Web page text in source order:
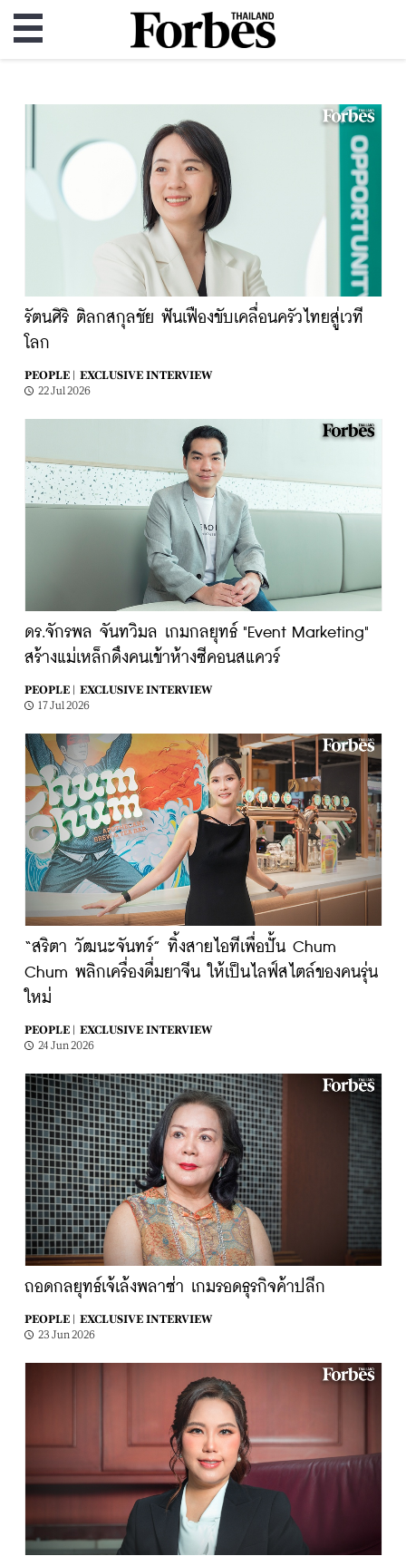
รัตนศิริ ติลกสกุลชัย ฟันเฟืองขับเคลื่อนครัวไทยสู่เวที
โลก
PEOPLE |
EXCLUSIVE INTERVIEW
22 Jul 2026
ดร.จักรพล จันทวิมล เกมกลยุทธ์ "Event Marketing"
สร้างแม่เหล็กดึงคนเข้าห้างซีคอนสแควร์
PEOPLE |
EXCLUSIVE INTERVIEW
17 Jul 2026
“สริตา วัฒนะจันทร์” ทิ้งสายไอทีเพื่อปั้น Chum
Chum พลิกเครื่องดื่มยาจีน ให้เป็นไลฟ์สไตล์ของคนรุ่น
ใหม่
PEOPLE |
EXCLUSIVE INTERVIEW
24 Jun 2026
ถอดกลยุทธ์เจ้เล้งพลาซ่า เกมรอดธุรกิจค้าปลีก
PEOPLE |
EXCLUSIVE INTERVIEW
23 Jun 2026